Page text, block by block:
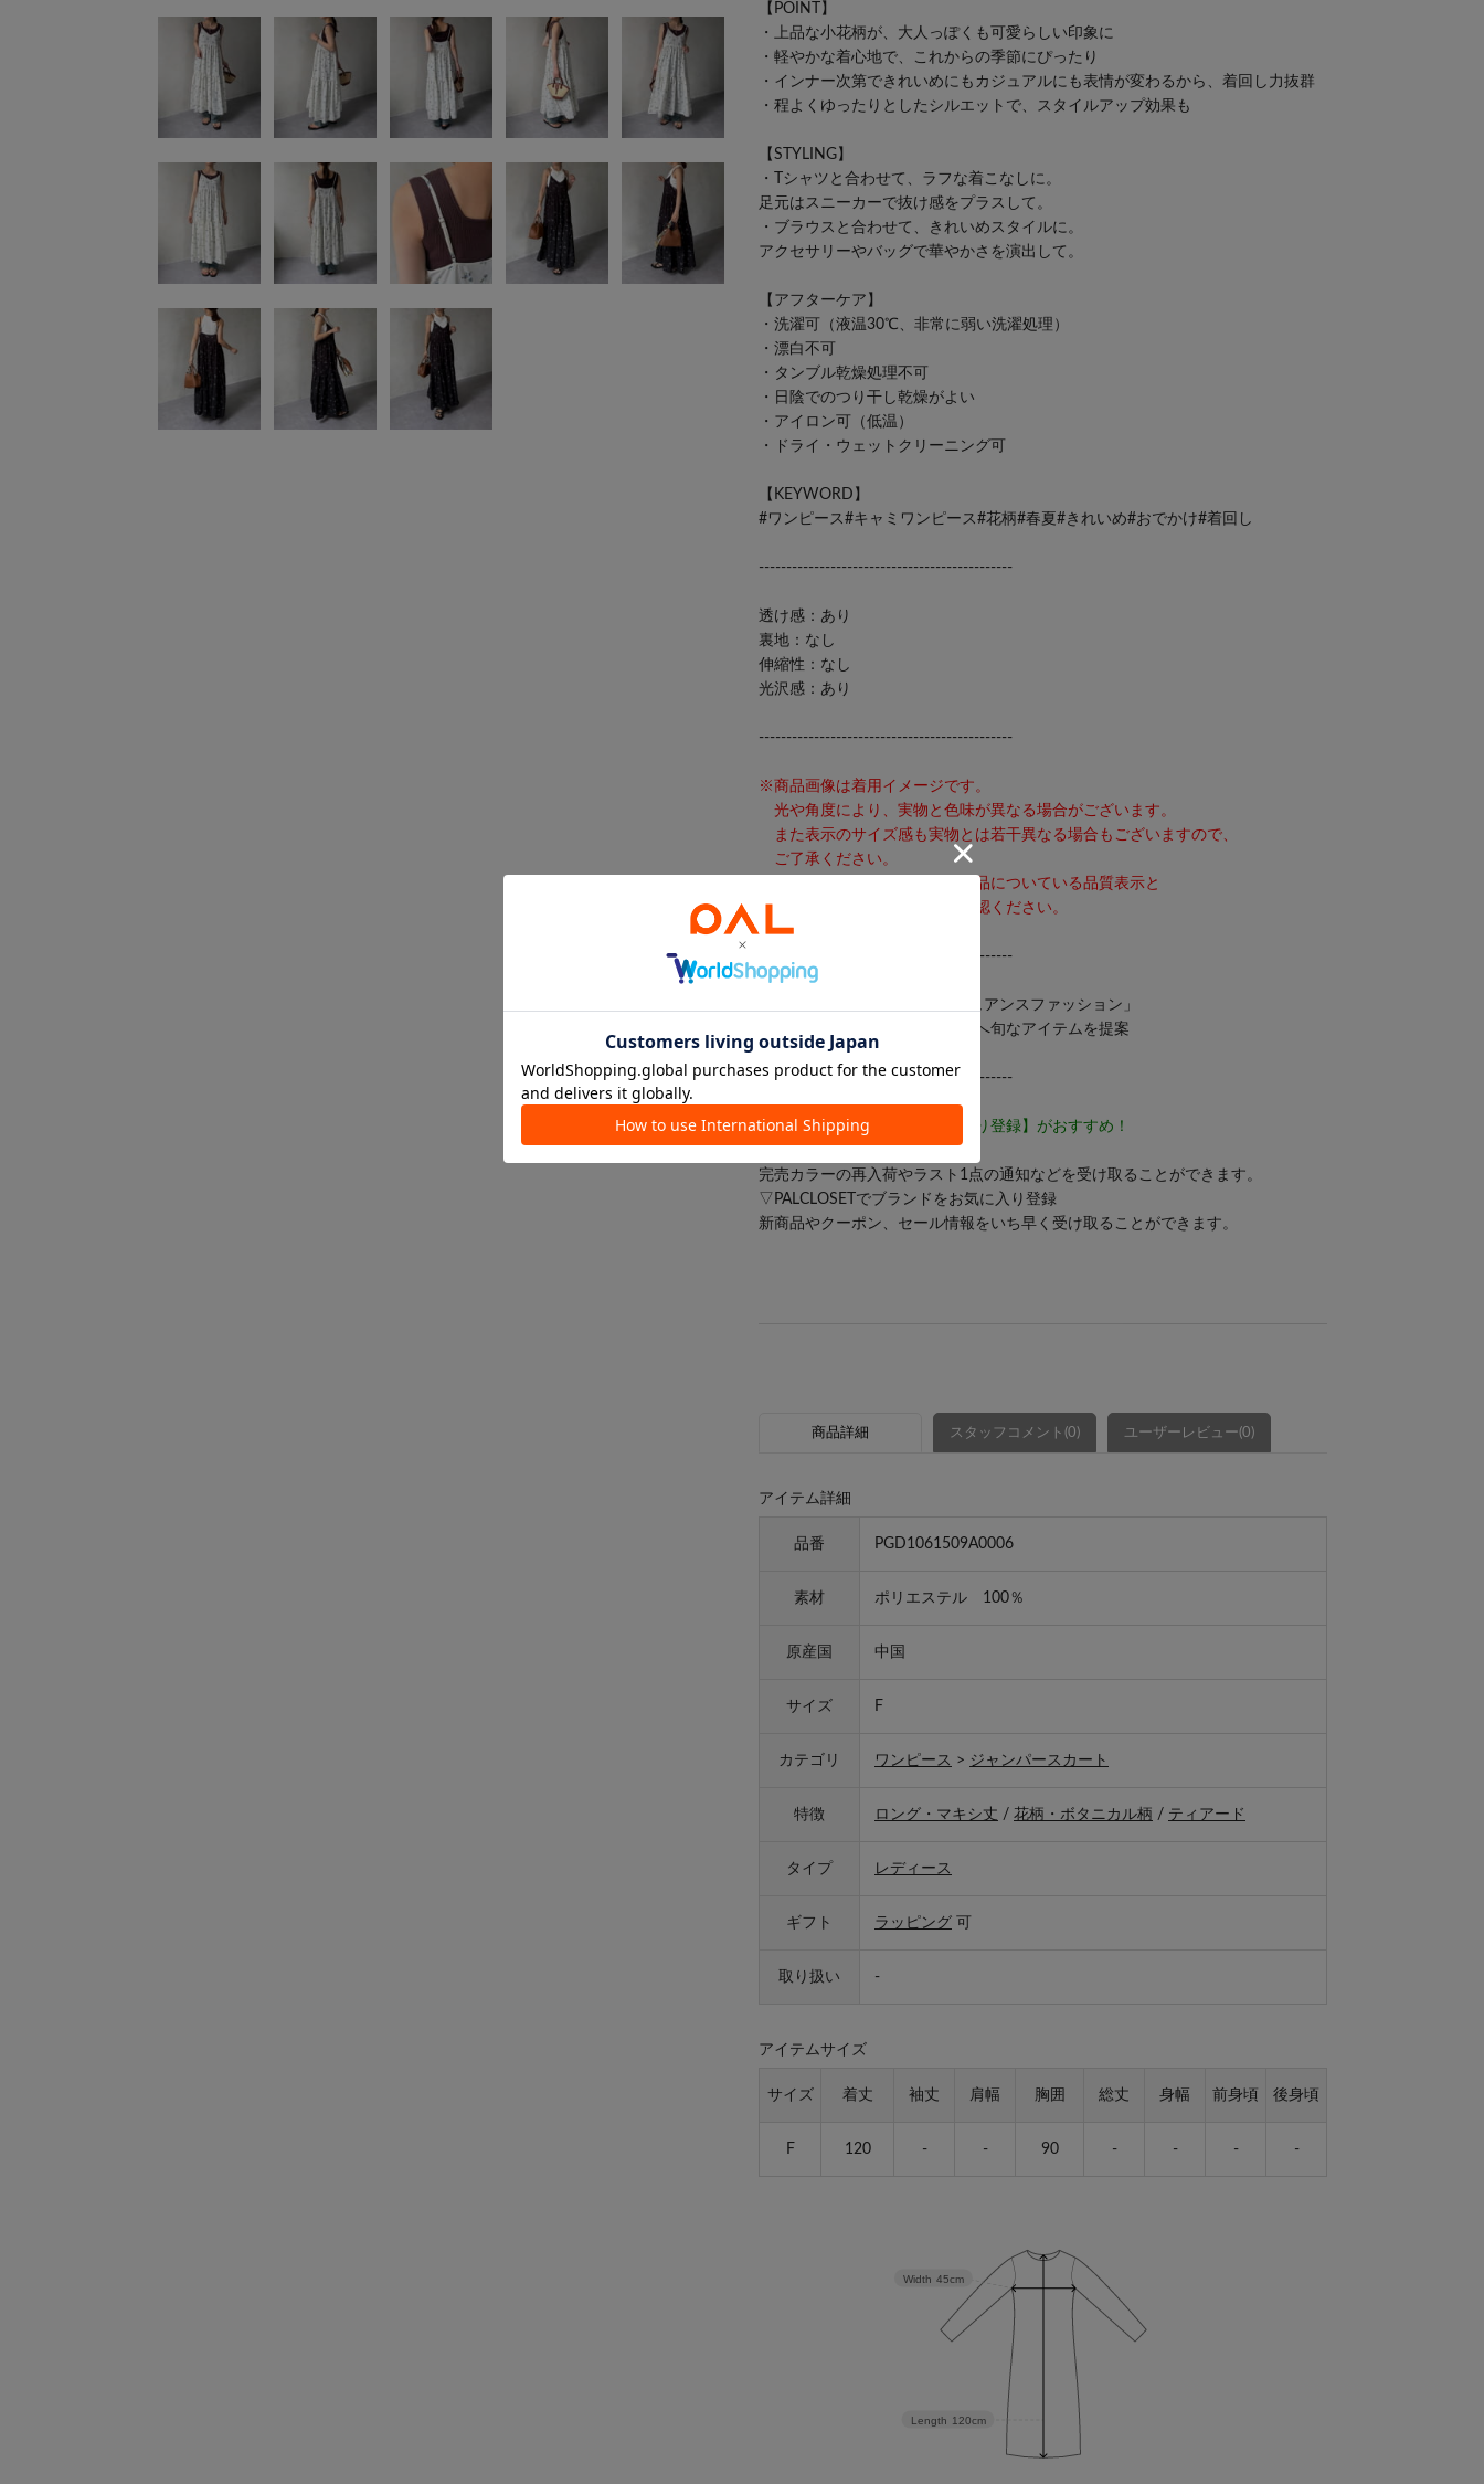
【POINT】
・上品な小花柄が、大人っぽくも可愛らしい印象に
・軽やかな着心地で、これからの季節にぴったり
・インナー次第できれいめにもカジュアルにも表情が変わるから、着回し力抜群
・程よくゆったりとしたシルエットで、スタイルアップ効果も
【STYLING】
・Tシャツと合わせて、ラフな着こなしに。
足元はスニーカーで抜け感をプラスして。
・ブラウスと合わせて、きれいめスタイルに。
アクセサリーやバッグで華やかさを演出して。
【アフターケア】
・洗濯可（液温30℃、非常に弱い洗濯処理）
・漂白不可
・タンブル乾燥処理不可
・日陰でのつり干し乾燥がよい
・アイロン可（低温）
・ドライ・ウェットクリーニング可
【KEYWORD】
#ワンピース#キャミワンピース#花柄#春夏#きれいめ#おでかけ#着回し
----------------------------------------------
透け感：あり
裏地：なし
伸縮性：なし
光沢感：あり
----------------------------------------------
※商品画像は着用イメージです。
光や角度により、実物と色味が異なる場合がございます。
また表示のサイズ感も実物とは若干異なる場合もございますので、
ご了承ください。
※着用、お取り扱いの際は、商品についている品質表示と
アテンションタグを必ずご確認ください。
----------------------------------------------
【Thevon】 自分を魅せる「ニュアンスファッション」
オトメからオトナに向かう女性へ旬なアイテムを提案
----------------------------------------------
気になるアイテムは【お気に入り登録】がおすすめ！
完売カラーの再入荷やラスト1点の通知などを受け取ることができます。
▽PALCLOSETでブランドをお気に入り登録
新商品やクーポン、セール情報をいち早く受け取ることができます。
商品詳細 スタッフコメント(0) ユーザーレビュー(0)
アイテム詳細
品番 PGD1061509A0006
素材 ポリエステル 100％
原産国 中国
サイズ F
カテゴリ ワンピース > ジャンパースカート
特徴 ロング・マキシ丈 / 花柄・ボタニカル柄 / ティアード
タイプ レディース
ギフト ラッピング 可
取り扱い -
アイテムサイズ
サイズ 着丈 袖丈 肩幅 胸囲 総丈 身幅 前身頃 後身頃
F 120 - - 90 - - - -
Length 120cm
Width 45cm